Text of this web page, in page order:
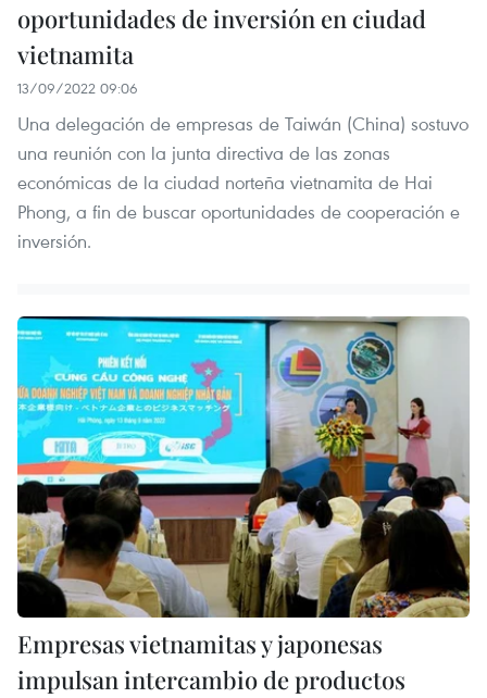
oportunidades de inversión en ciudad
vietnamita
13/09/2022 09:06
Una delegación de empresas de Taiwán (China) sostuvo
una reunión con la junta directiva de las zonas
económicas de la ciudad norteña vietnamita de Hai
Phong, a fin de buscar oportunidades de cooperación e
inversión.
Empresas vietnamitas y japonesas
impulsan intercambio de productos